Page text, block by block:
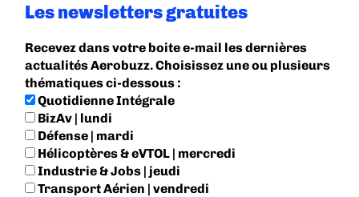
Les newsletters gratuites
Recevez dans votre boite e-mail les dernières
actualités Aerobuzz. Choisissez une ou plusieurs
thématiques ci-dessous :
Quotidienne Intégrale
BizAv | lundi
Défense | mardi
Hélicoptères & eVTOL | mercredi
Industrie & Jobs | jeudi
Transport Aérien | vendredi